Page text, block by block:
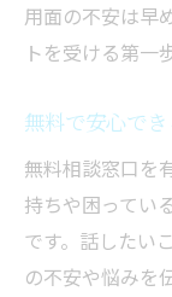
用面の不安は早
トを受ける第一
無料で安心で
無料相談窓口を
持ちや困ってい
です。話したい
の不安や悩みを